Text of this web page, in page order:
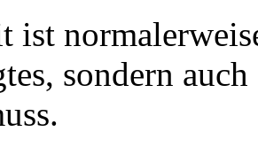
ist
sondern